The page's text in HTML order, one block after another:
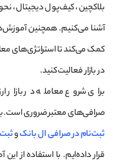
بلاکچین، کیف‌پول دیجیتال،
آشنا می‌کنیم. همچنین
کمک می‌کند تا استراتژی‌های
در بازار فعالیت کنید.
برای شروع معامله در
صرافی‌های معتبر ضروری است.
ثبت‌نام در صرافی ال بانکو
قرار داده‌ایم. با استفاده از